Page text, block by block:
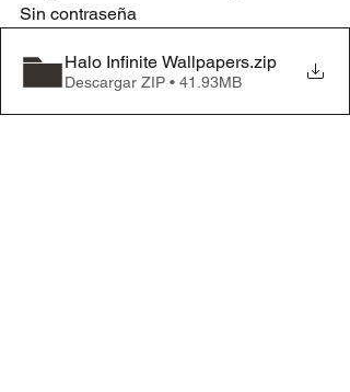
Sin contraseña
Halo Infinite Wallpapers.zip
Descargar ZIP • 41.93MB